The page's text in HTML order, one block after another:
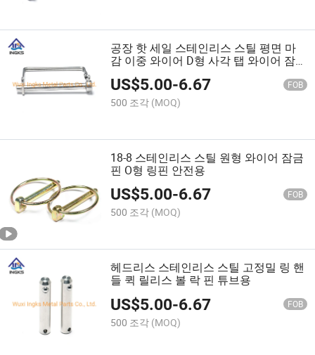
공장 핫 세일 스테인리스 스틸 평면 마
감 이중 와이어 D형 사각 탭 와이어 잠금
US$5.00-6.67 FOB
500 조각 (MOQ)
18-8 스테인리스 스틸 원형 와이어 잠금
핀 O형 링핀 안전용
US$5.00-6.67 FOB
500 조각 (MOQ)
헤드리스 스테인리스 스틸 고정밀 링 핸
들 퀵 릴리스 볼 락 핀 튜브용
US$5.00-6.67 FOB
500 조각 (MOQ)